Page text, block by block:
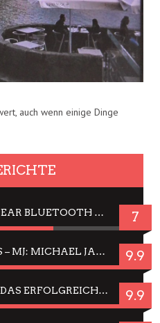
auch wenn einige Dinge
JBL TUNE 720BT: OVER EAR BLUETOOTH KOPFHÖRER UM DIE 50,-€ IM DAUER-TEST 7
WEGEN DES ERFOLGES – MJ: MICHAEL JACKSON MUSICAL IN EINER MATINEE SEHEN 9.9
JELLYFISH HAMBURG: DAS ERFOLGREICHE SOMMER-MENÜ 2025 IN GEFÜHLEN UND BILDERN 9.9